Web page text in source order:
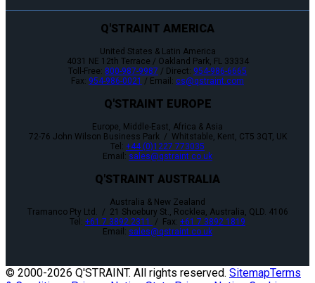
Q'STRAINT AMERICA
United States & Latin America
4031 NE 12th Terrace / Oakland Park, FL 33334
Toll-Free: 800-987-9987 / Direct: 954-986-6665
Fax: 954-986-0021 / Email: cs@qstraint.com
Q'STRAINT EUROPE
Europe, Middle-East, Africa & Asia
72-76 John Wilson Business Park / Whitstable, Kent, CT5 3QT, UK
Tel: +44 (0)1227 773035
Email: sales@qstraint.co.uk
Q'STRAINT AUSTRALIA
Australia & New Zealand
Tramanco Pty Ltd. / 21 Shoebury St., Rocklea, Australia, QLD. 4106
Tel: +61 7 3892 2311 / Fax: +61 7 3892 1819
Email: sales@qstraint.co.uk
© 2000-2026 Q'STRAINT. All rights reserved. SitemapTerms